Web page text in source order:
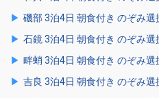
磯部 3泊4日 朝食付き のぞみ選
石鏡 3泊4日 朝食付き のぞみ選
畔蛸 3泊4日 朝食付き のぞみ選
吉良 3泊4日 朝食付き のぞみ選